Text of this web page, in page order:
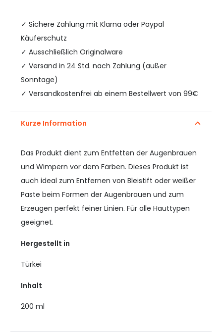
✓ Sichere Zahlung mit Klarna oder Paypal
Käuferschutz
✓ Ausschließlich Originalware
✓ Versand in 24 Std. nach Zahlung (außer
Sonntage)
✓ Versandkostenfrei ab einem Bestellwert von 99€
Kurze Information
Das Produkt dient zum Entfetten der Augenbrauen
und Wimpern vor dem Färben. Dieses Produkt ist
auch ideal zum Entfernen von Bleistift oder weißer
Paste beim Formen der Augenbrauen und zum
Erzeugen perfekt feiner Linien. Für alle Hauttypen
geeignet.
Hergestellt in
Türkei
Inhalt
200 ml